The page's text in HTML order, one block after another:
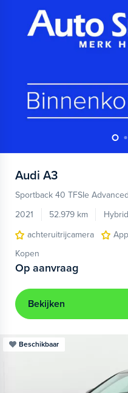
Audi A3
Sportback 40 TFSIe Advanced
2021
52.979 km
achteruitrijcamera
Kopen
Op aanvraag
Bekijken
Beschikbaar